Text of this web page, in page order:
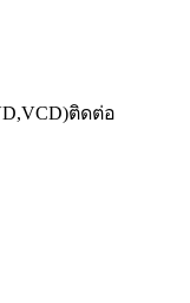
ติดต่อ